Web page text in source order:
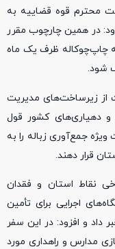
محترم قوه قضاییه به
در همین چارچوب مقرر
چاپ‌چوکاله ظرف یک ماه
شود.
زیرساخت‌های مدیریت
و دهیاری‌های کشور قول
ماشین‌آلات ویژه جمع‌آوری زباله را به
قرار دهند.
نقاط استان و فقدان
اجرایی برای تأمین
داد و افزود: در این سفر
مدارس و راهداری مورد